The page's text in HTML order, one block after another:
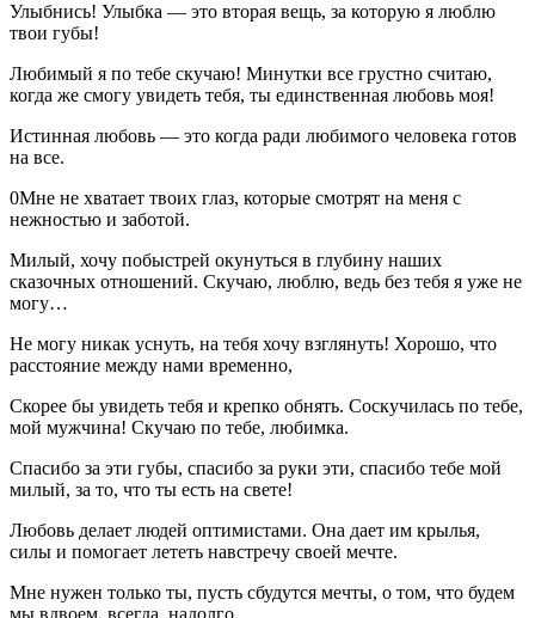
Улыбнись! Улыбка — это вторая вещь, за которую я люблю
твои губы!
Любимый я по тебе скучаю! Минутки все грустно считаю,
когда же смогу увидеть тебя, ты единственная любовь моя!
Истинная любовь — это когда ради любимого человека готов
на все.
0Мне не хватает твоих глаз, которые смотрят на меня с
нежностью и заботой.
Милый, хочу побыстрей окунуться в глубину наших
сказочных отношений. Скучаю, люблю, ведь без тебя я уже не
могу…
Не могу никак уснуть, на тебя хочу взглянуть! Хорошо, что
расстояние между нами временно,
Скорее бы увидеть тебя и крепко обнять. Соскучилась по тебе,
мой мужчина! Скучаю по тебе, любимка.
Спасибо за эти губы, спасибо за руки эти, спасибо тебе мой
милый, за то, что ты есть на свете!
Любовь делает людей оптимистами. Она дает им крылья,
силы и помогает лететь навстречу своей мечте.
Мне нужен только ты, пусть сбудутся мечты, о том, что будем